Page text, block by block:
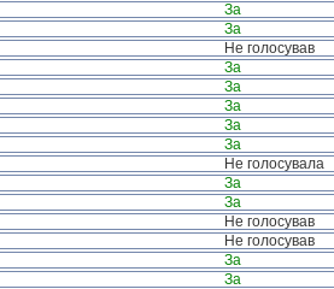
За
За
Не голосував
За
За
За
За
За
Не голосувала
За
За
Не голосував
Не голосував
За
За